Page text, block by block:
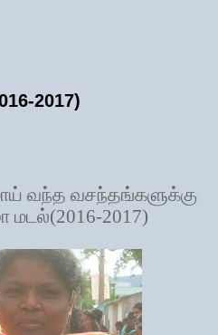
2017)
வந்த வசந்தங்களுக்கு
மடல்(2016-2017)